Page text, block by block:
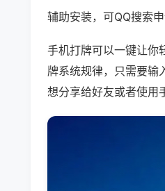
辅助安装，可QQ搜索
手机打牌可以一键让你
牌系统规律，只需要输
想分享给好友或者使用